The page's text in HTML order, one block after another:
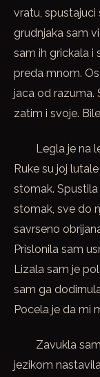
vratu, spustajuci
grudnjaka sam
sam ih grickala i
preda mnom.
jaca od razuma.
zatim i svoje.
Legla je na
Ruke su joj
stomak. Spustila
stomak, sve do
savrseno
Prislonila sam
Lizala sam je
sam ga
Pocela je da mi
Zavukla
jezikom